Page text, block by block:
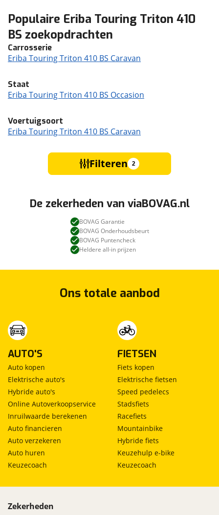
Populaire Eriba Touring Triton 410
BS zoekopdrachten
Carrosserie
Eriba Touring Triton 410 BS Caravan
Staat
Eriba Touring Triton 410 BS Occasion
Voertuigsoort
Eriba Touring Triton 410 BS Caravan
Filteren 2
De zekerheden van viaBOVAG.nl
BOVAG Garantie
BOVAG Onderhoudsbeurt
BOVAG Puntencheck
Heldere all-in prijzen
Ons totale aanbod
AUTO'S
Auto kopen
Elektrische auto's
Hybride auto's
Online Autoverkoopservice
Inruilwaarde berekenen
Auto financieren
Auto verzekeren
Auto huren
Keuzecoach
FIETSEN
Fiets kopen
Elektrische fietsen
Speed pedelecs
Stadsfiets
Racefiets
Mountainbike
Hybride fiets
Keuzehulp e-bike
Keuzecoach
Zekerheden